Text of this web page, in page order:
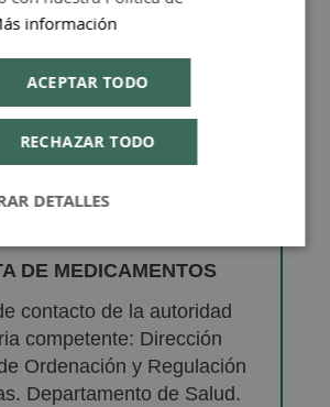
DE MEDICAMENTOS
contacto de la autoridad
competente: Dirección
Ordenación y Regulación
Departamento de Salud.
información
ACEPTAR TODO
RECHAZAR TODO
DETALLES